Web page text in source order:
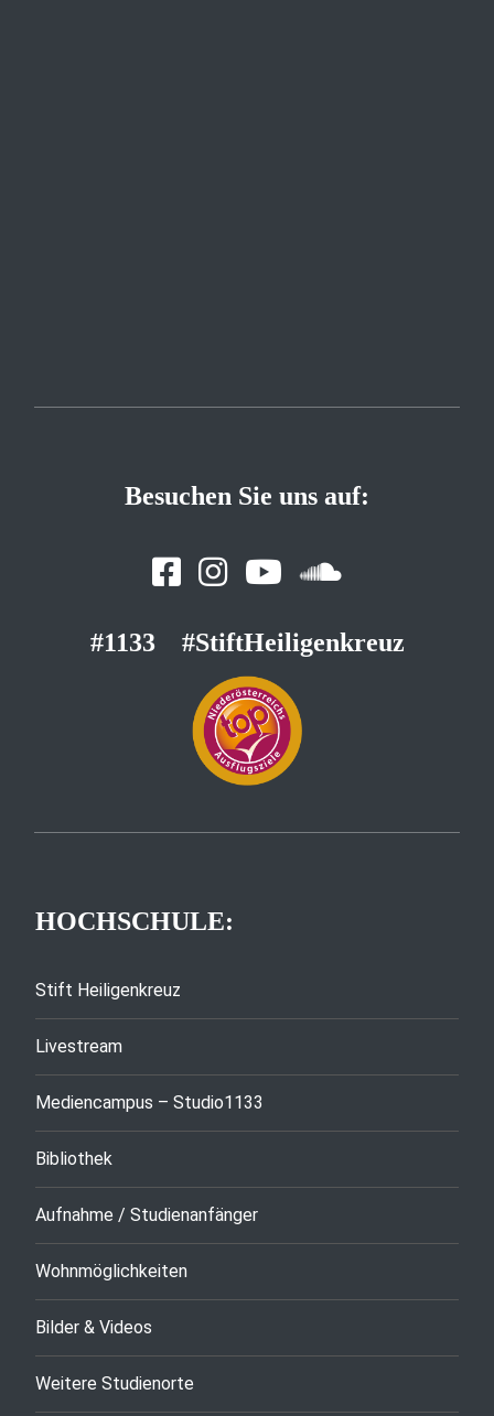
Besuchen Sie uns auf:
#1133 #StiftHeiligenkreuz
HOCHSCHULE:
Stift Heiligenkreuz
Livestream
Mediencampus – Studio1133
Bibliothek
Aufnahme / Studienanfänger
Wohnmöglichkeiten
Bilder & Videos
Weitere Studienorte